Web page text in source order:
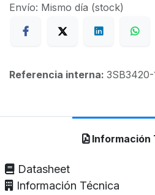
Envío: Mismo día (stock)
Referencia interna: 3SB3420-
Información
Datasheet
Información Técnica